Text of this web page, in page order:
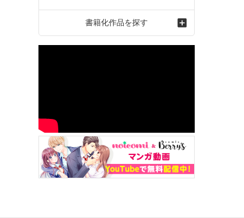
れ才女の幸せ
な結婚～2
書籍化作品を探す